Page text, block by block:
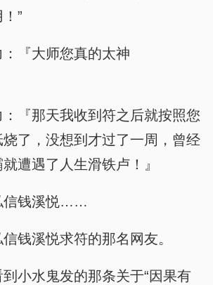
”
『大师您真的太神
『那天我收到符之后就按照您
了，没想到才过了一周，曾经
遭遇了人生滑铁卢！』
信钱溪悦……
钱溪悦求符的那名网友。
小水鬼发的那条关于“因果有